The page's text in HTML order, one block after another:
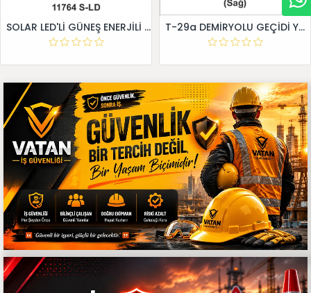
SOLAR LED'Lİ GÜNEŞ ENERJİLİ LEVHA T-29a DEMİRYOLU GEÇİDİ YAKLAŞIM LEVHALARI (Sağ)